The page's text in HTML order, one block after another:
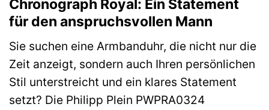
Chronograph Royal: Ein Statement
für den anspruchsvollen Mann
Sie suchen eine Armbanduhr, die nicht nur die
Zeit anzeigt, sondern auch Ihren persönlichen
Stil unterstreicht und ein klares Statement
setzt? Die Philipp Plein PWPRA0324